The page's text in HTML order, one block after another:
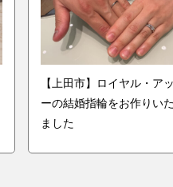
【上田市】ロイヤル・ア
ーの結婚指輪をお作りい
ました